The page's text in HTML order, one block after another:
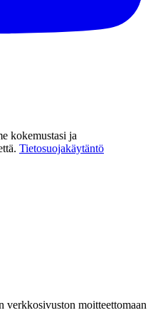
kokemustasi ja
Tietosuojakäytäntö
verkkosivuston moitteettomaan